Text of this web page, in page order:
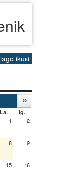
ikusi
La. Ig.
1 2
8 9
15 16